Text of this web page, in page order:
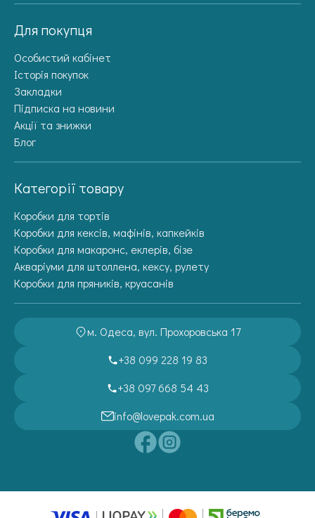
Для покупця
Особистий кабінет
Історія покупок
Закладки
Підписка на новини
Акції та знижки
Блог
Категорії товару
Коробки для тортів
Коробки для кексів, мафінів, капкейків
Коробки для макаронс, еклерів, бізе
Акваріуми для штоллена, кексу, рулету
Коробки для пряників, круасанів
м. Одеса, вул. Прохоровська 17
+38 099 228 19 83
+38 097 668 54 43
info@lovepak.com.ua